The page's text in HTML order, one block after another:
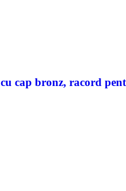
cap bronz, racord